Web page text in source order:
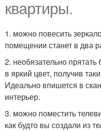
квартиры.
1. можно повесить
помещении станет в два
2. необязательно
в яркий цвет, получив
Идеально впишется в
интерьер.
3. можно поместить
как будто вы создали из